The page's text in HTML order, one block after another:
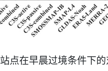
站点在早晨过境条件下